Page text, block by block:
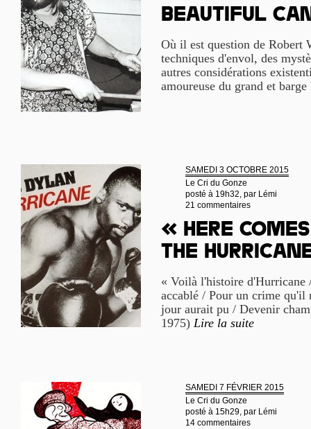
Beautiful
Où il est question de Robert
techniques d'envol, des
autres considérations
amoureuse du grand et
SAMEDI 3 OCTOBRE 2015
Le Cri du Gonze
posté à 19h32, par Lémi
21 commentaires
« Here
the
« Voilà l'histoire d'Hurricane
accablé / Pour un crime
jour aurait pu / Devenir
1975) Lire la suite
SAMEDI 7 FÉVRIER 2015
Le Cri du Gonze
posté à 15h29, par Lémi
14 commentaires